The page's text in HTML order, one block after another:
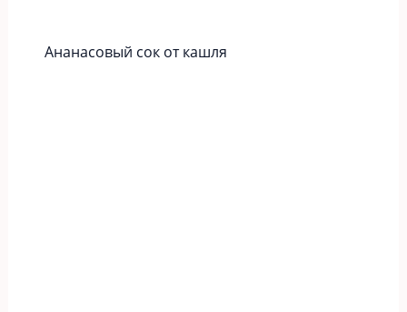
Ананасовый сок от кашля